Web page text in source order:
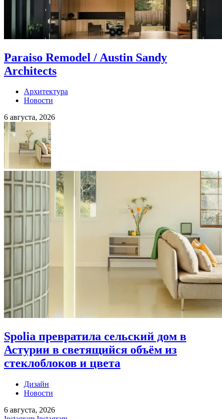
Paraiso Remodel / Austin Sandy
Architects
Архитектура
Новости
6 августа, 2026
Spolia превратила сельский дом в
Астурии в светящийся объём из
стеклоблоков и цвета
Дизайн
Новости
6 августа, 2026